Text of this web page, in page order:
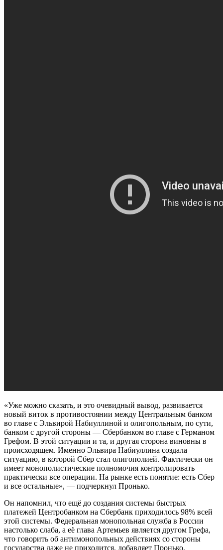
«Уже можно сказать, и это очевидный вывод, развивается
новый виток в противостоянии между Центральным банком
во главе с Эльвирой Набиуллиной и олигопольным, по сути,
банком с другой стороны — Сбербанком во главе с Германом
Грефом. В этой ситуации и та, и другая сторона виновны в
происходящем. Именно Эльвира Набиуллина создала
ситуацию, в которой Сбер стал олигополией. Фактически он
имеет монополистические полномочия контролировать
практически все операции. На рынке есть понятие: есть Сбер
и все остальные», — подчеркнул Пронько.
Он напомнил, что ещё до создания системы быстрых
платежей Центробанком на Сбербанк приходилось 98% всей
этой системы. Федеральная монопольная служба в России
настолько слаба, а её глава Артемьев является другом Грефа,
что говорить об антимонопольных действиях со стороны
государства даже не приходится, добавляет Пронько.